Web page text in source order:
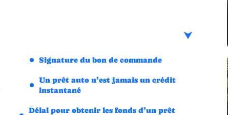
Signature du bon de commande
Un prêt auto n’est jamais un crédit
instantané
Délai pour obtenir les fonds d’un prêt